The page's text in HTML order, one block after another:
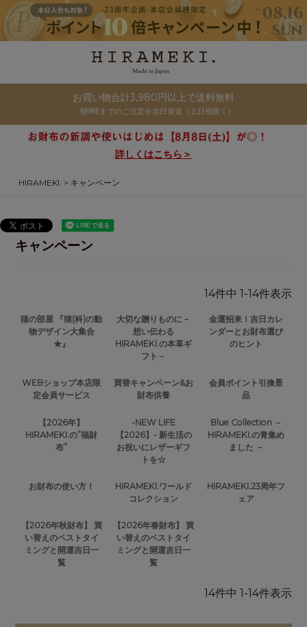
お買い物合計3,980円以上で送料無料
朝9時までのご注文を当日発送（土日祝除く）
詳しくはこちら＞
HIRAMEKI. キャンペーン
キャンペーン
14件中 1 -14件表示
猫の部屋 『猫(科)の動
物デザイン大集合
★』
大切な贈りものに－
想い伝わる
HIRAMEKI.の本革ギ
フト－
金運招来！吉日カレ
ンダーとお財布選び
のヒント
WEBショップ本店限
定会員サービス
買替キャンペーン&お
財布供養
会員ポイント引換景
品
【2026年】
HIRAMEKI.の”福財
布”
-NEW LIFE
【2026】- 新生活の
お祝いにレザーギフ
トを☆
Blue Collection －
HIRAMEKI.の青集め
ました －
お財布の使い方！
HIRAMEKI.ワールド
コレクション
HIRAMEKI.23周年フ
ェア
【2026年秋財布】 買
い替えのベストタイ
ミングと開運吉日一
覧
【2026年春財布】 買
い替えのベストタイ
ミングと開運吉日一
覧
14件中 1-14件表示